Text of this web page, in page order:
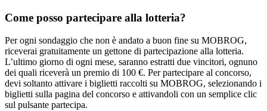
Come posso partecipare alla lotteria?
Per ogni sondaggio che non è andato a buon fine su MOBROG,
riceverai gratuitamente un gettone di partecipazione alla lotteria.
L’ultimo giorno di ogni mese, saranno estratti due vincitori, ognuno
dei quali riceverà un premio di 100 €. Per partecipare al concorso,
devi soltanto attivare i biglietti raccolti su MOBROG, selezionando i
biglietti sulla pagina del concorso e attivandoli con un semplice clic
sul pulsante partecipa.